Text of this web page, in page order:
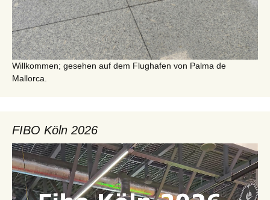
Willkommen; gesehen auf dem Flughafen von Palma de
Mallorca.
FIBO Köln 2026
Video-
Player